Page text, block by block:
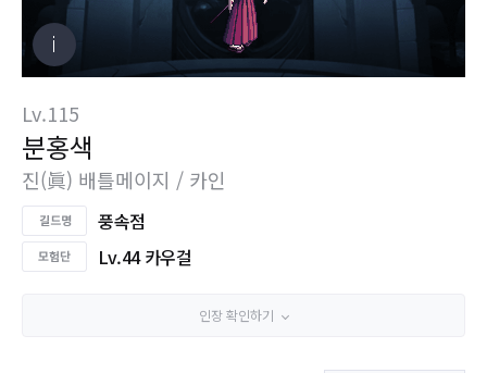
Lv.115
분홍색
진(眞) 배틀메이지 / 카인
풍속점
Lv.44 카우걸
인장 확인하기